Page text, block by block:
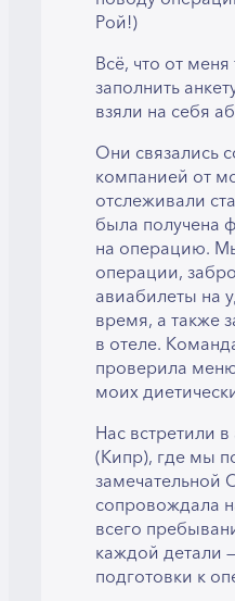
Рой!)
Всё, что от
заполнить
взяли на себя
Они связались
компанией от
отслеживали
была получена
на операцию.
операции,
авиабилеты на
время, а также
в отеле.
проверила
моих
Нас встретили
(Кипр), где мы
замечательной
сопровождала
всего
каждой детали
подготовки к